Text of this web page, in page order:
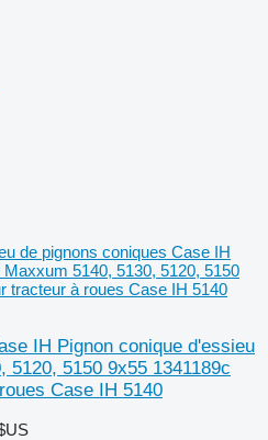
de pignons coniques Case IH
5140, 5130, 5120, 5150
tracteur à roues Case IH 5140
IH Pignon conique d'essieu
5120, 5150 9x55 1341189c
Case IH 5140